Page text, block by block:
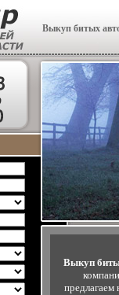
Выкуп битых
Выкуп